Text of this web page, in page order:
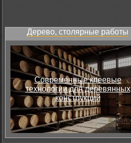
Дерево, столярные работы
Современные клеевые
технологии для деревянных
конструкций